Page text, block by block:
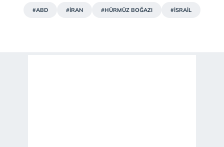
#ABD #İRAN #HÜRMÜZ BOĞAZI #İSRAİL